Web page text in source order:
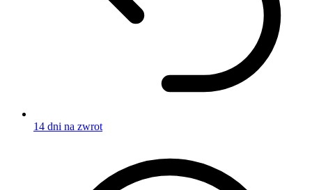
14 dni na zwrot